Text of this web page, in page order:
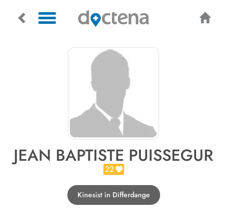
JEAN BAPTISTE PUISSEGUR
22
Kinesist in Differdange